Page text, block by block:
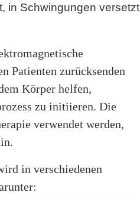
in Schwingungen versetzt
Patienten zurücksenden
Körper helfen,
zu initiieren. Die
verwendet werden,
in verschiedenen